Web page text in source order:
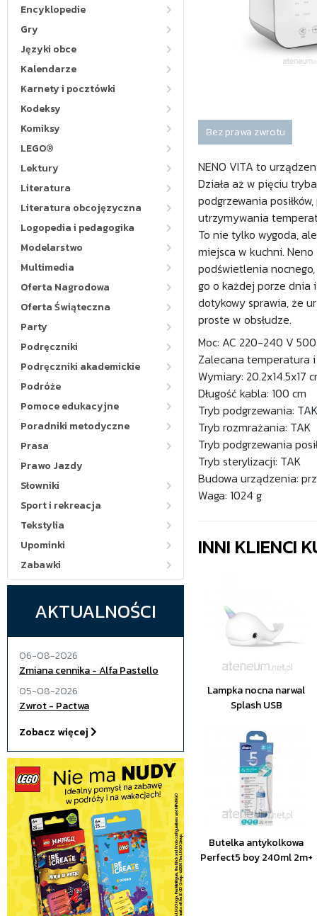
Encyklopedie
Gry
Języki obce
Kalendarze
Karnety i pocztówki
Kodeksy
Komiksy
LEGO®
Lektury
Literatura
Literatura obcojęzyczna
Logopedia i pedagogika
Modelarstwo
Multimedia
Oferta Nagrodowa
Oferta Świąteczna
Party
Podręczniki
Podręczniki akademickie
Podróże
Pomoce edukacyjne
Poradniki metodyczne
Prasa
Prawo Jazdy
Słowniki
Sport i rekreacja
Tekstylia
Upominki
Zabawki
AKTUALNOŚCI
06-08-2026
Zmiana cennika - Alfa Pastello
05-08-2026
Zwrot - Pactwa
Zobacz więcej
Bez prawa zwrotu
NENO VITA to
Działa aż w pięciu
podgrzewania
utrzymywania
To nie tylko wygoda,
miejsca w kuchni.
podświetlenia
go o każdej porze dnia
dotykowy sprawia, że
proste w obsłudze.
Moc: AC 220-240 V
Zalecana temperatura
Wymiary: 20.2x14.5x17
Długość kabla: 100 cm
Tryb podgrzewania: TAK
Tryb rozmrażania: TAK
Tryb podgrzewania
Tryb sterylizacji: TAK
Budowa urządzenia:
Waga: 1024 g
INNI KLIENCI
Lampka nocna narwal
Splash USB
Butelka antykolkowa
Perfect5 boy 240ml 2m+